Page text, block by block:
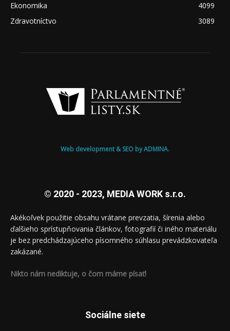
Ekonomika
4099
Zdravotníctvo
3089
Web development & SEO by ADMINA.
© 2020 - 2023, MEDIA WORK s.r.o.
Akékoľvek použitie obsahu vrátane prevzatia, šírenia alebo
ďalšieho sprístupňovania článkov, fotografií či iného materiálu
je bez predchádzajúceho písomného súhlasu prevádzkovateľa
zakázané.
Nikto nám nediktuje, o čom máme písať!
Sociálne siete